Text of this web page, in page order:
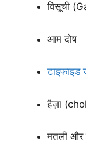
विसूची
आम दोष
हैज़ा
मतली और